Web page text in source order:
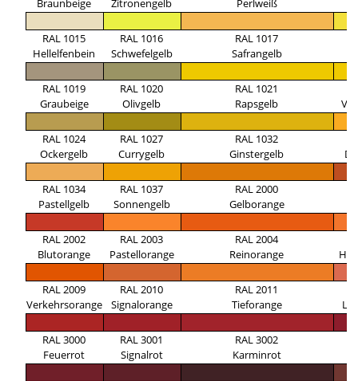
RAL 1015
Hellelfenbein
RAL 1016
Schwefelgelb
RAL 1017
Safrangelb
RAL 1019
Graubeige
RAL 1020
Olivgelb
RAL 1021
Rapsgelb
RAL 1024
Ockergelb
RAL 1027
Currygelb
RAL 1032
Ginstergelb
RAL 1034
Pastellgelb
RAL 1037
Sonnengelb
RAL 2000
Gelborange
RAL 2002
Blutorange
RAL 2003
Pastellorange
RAL 2004
Reinorange
RAL 2009
Verkehrsorange
RAL 2010
Signalorange
RAL 2011
Tieforange
RAL 3000
Feuerrot
RAL 3001
Signalrot
RAL 3002
Karminrot